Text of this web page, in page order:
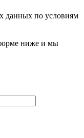
данных по условиям
ниже и мы